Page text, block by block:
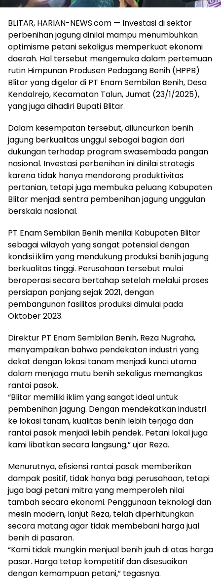
BLITAR, HARIAN-NEWS.com — Investasi di sektor
perbenihan jagung dinilai mampu menumbuhkan
optimisme petani sekaligus memperkuat ekonomi
daerah. Hal tersebut mengemuka dalam pertemuan
rutin Himpunan Produsen Pedagang Benih (HPPB)
Blitar yang digelar di PT Enam Sembilan Benih, Desa
Kendalrejo, Kecamatan Talun, Jumat (23/1/2025),
yang juga dihadiri Bupati Blitar.
Dalam kesempatan tersebut, diluncurkan benih
jagung berkualitas unggul sebagai bagian dari
dukungan terhadap program swasembada pangan
nasional. Investasi perbenihan ini dinilai strategis
karena tidak hanya mendorong produktivitas
pertanian, tetapi juga membuka peluang Kabupaten
Blitar menjadi sentra pembenihan jagung unggulan
berskala nasional.
PT Enam Sembilan Benih menilai Kabupaten Blitar
sebagai wilayah yang sangat potensial dengan
kondisi iklim yang mendukung produksi benih jagung
berkualitas tinggi. Perusahaan tersebut mulai
beroperasi secara bertahap setelah melalui proses
persiapan panjang sejak 2021, dengan
pembangunan fasilitas produksi dimulai pada
Oktober 2023.
Direktur PT Enam Sembilan Benih, Reza Nugraha,
menyampaikan bahwa pendekatan industri yang
dekat dengan lokasi tanam menjadi kunci utama
dalam menjaga mutu benih sekaligus memangkas
rantai pasok.
“Blitar memiliki iklim yang sangat ideal untuk
pembenihan jagung. Dengan mendekatkan industri
ke lokasi tanam, kualitas benih lebih terjaga dan
rantai pasok menjadi lebih pendek. Petani lokal juga
kami libatkan secara langsung,” ujar Reza.
Menurutnya, efisiensi rantai pasok memberikan
dampak positif, tidak hanya bagi perusahaan, tetapi
juga bagi petani mitra yang memperoleh nilai
tambah secara ekonomi. Penggunaan teknologi dan
mesin modern, lanjut Reza, telah diperhitungkan
secara matang agar tidak membebani harga jual
benih di pasaran.
“Kami tidak mungkin menjual benih jauh di atas harga
pasar. Harga tetap kompetitif dan disesuaikan
dengan kemampuan petani,” tegasnya.